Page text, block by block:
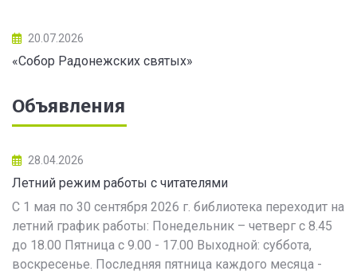
20.07.2026
«Собор Радонежских святых»
Объявления
28.04.2026
Летний режим работы с читателями
С 1 мая по 30 сентября 2026 г. библиотека переходит на
летний график работы: Понедельник – четверг с 8.45
до 18.00 Пятница с 9.00 - 17.00 Выходной: суббота,
воскресенье. Последняя пятница каждого месяца -